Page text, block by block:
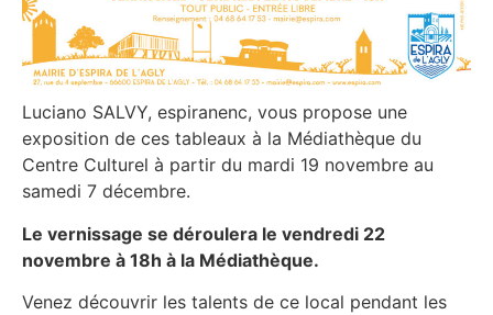
Luciano SALVY, espiranenc, vous propose une
exposition de ces tableaux à la Médiathèque du
Centre Culturel à partir du mardi 19 novembre au
samedi 7 décembre.
Le vernissage se déroulera le vendredi 22
novembre à 18h à la Médiathèque.
Venez découvrir les talents de ce local pendant les